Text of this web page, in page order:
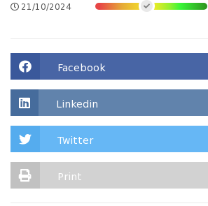
21/10/2024
Facebook
Linkedin
Twitter
Print